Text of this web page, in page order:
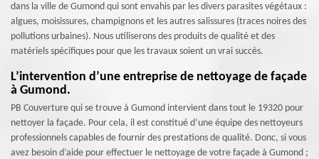
dans la ville de Gumond qui sont envahis par les divers parasites végétaux :
algues, moisissures, champignons et les autres salissures (traces noires des
pollutions urbaines). Nous utiliserons des produits de qualité et des
matériels spécifiques pour que les travaux soient un vrai succès.
L’intervention d’une entreprise de nettoyage de façade
à Gumond.
PB Couverture qui se trouve à Gumond intervient dans tout le 19320 pour
nettoyer la façade. Pour cela, il est constitué d’une équipe des nettoyeurs
professionnels capables de fournir des prestations de qualité. Donc, si vous
avez besoin d’aide pour effectuer le nettoyage de votre façade à Gumond ;